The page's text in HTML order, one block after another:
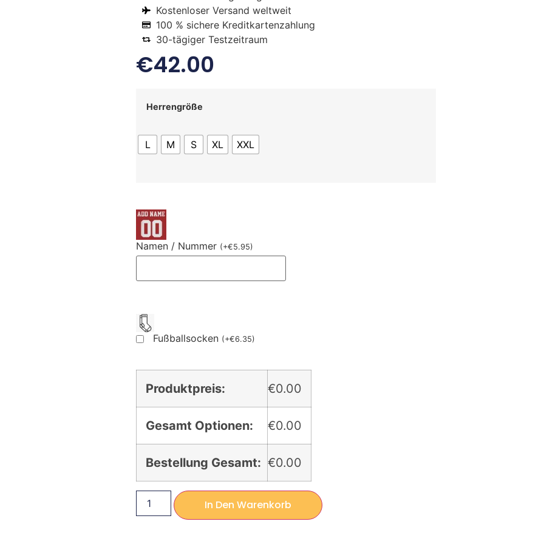
Kostenloser Versand weltweit
100 % sichere Kreditkartenzahlung
30-tägiger Testzeitraum
€42.00
Herrengröße
L M S XL XXL
Namen / Nummer (+€5.95)
Fußballsocken (+€6.35)
Produktpreis: €0.00
Gesamt Optionen: €0.00
Bestellung Gesamt: €0.00
In Den Warenkorb